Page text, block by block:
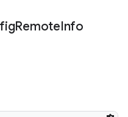
RemoteInfo